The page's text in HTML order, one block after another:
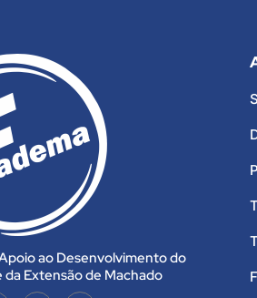
ao Desenvolvimento do
da Extensão de Machado